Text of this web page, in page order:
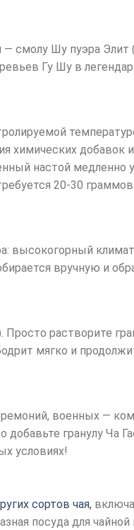
смолу Шу пуэра Элит
Гу Шу в
химических добавок
настой медленно
20-30
высокогорный
вручную и
растворите
мягко и
военных —
гранулу Ча
условиях!
сортов чая,
посуда для